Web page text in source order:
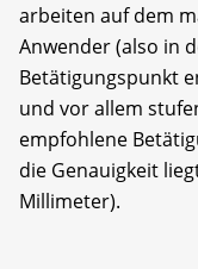
arbeiten auf dem
Anwender (also in
Betätigungspunkt
und vor allem
empfohlene
die Genauigkeit
Millimeter).